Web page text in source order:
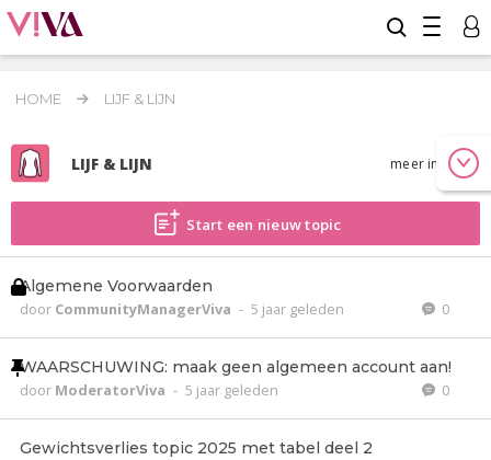
HOME LIJF & LIJN
LIJF & LIJN meer info
Start een nieuw topic
Algemene Voorwaarden
door CommunityManagerViva - 5 jaar geleden 0
WAARSCHUWING: maak geen algemeen account aan!
door ModeratorViva - 5 jaar geleden 0
Gewichtsverlies topic 2025 met tabel deel 2